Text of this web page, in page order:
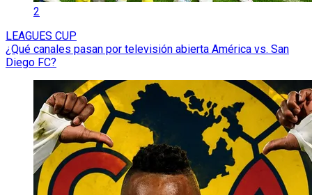
2
LEAGUES CUP
¿Qué canales pasan por televisión abierta América vs. San
Diego FC?